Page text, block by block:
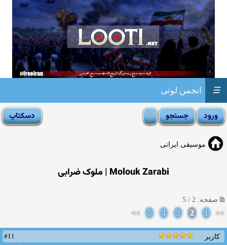
انجمن لوتی ☰
موسیقی ایرانی
Molouk Zarabi | ملوک ضرابی
صفحه: 2 / 5
<<
1
2
3
4
5
>>
کاربر
#11